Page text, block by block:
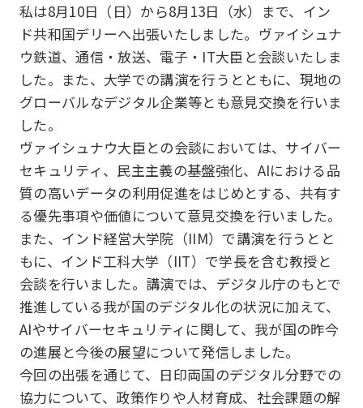
私は8月10日（日）から8月13日（水）まで、イン
ド共和国デリーへ出張いたしました。ヴァイシュナ
ウ鉄道、通信・放送、電子・IT大臣と会談いたしま
した。また、大学での講演を行うとともに、現地の
グローバルなデジタル企業等とも意見交換を行いま
した。
ヴァイシュナウ大臣との会談においては、サイバー
セキュリティ、民主主義の基盤強化、AIにおける品
質の高いデータの利用促進をはじめとする、共有す
る優先事項や価値について意見交換を行いました。
また、インド経営大学院（IIM）で講演を行うとと
もに、インド工科大学（IIT）で学長を含む教授と
会談を行いました。講演では、デジタル庁のもとで
推進している我が国のデジタル化の状況に加えて、
AIやサイバーセキュリティに関して、我が国の昨今
の進展と今後の展望について発信しました。
今回の出張を通じて、日印両国のデジタル分野での
協力について、政策作りや人材育成、社会課題の解